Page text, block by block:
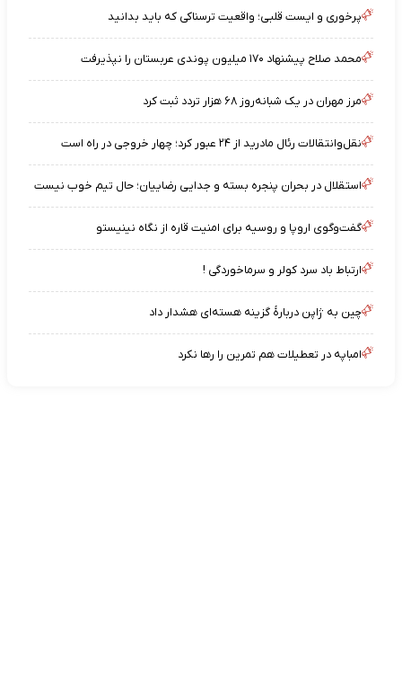
پرخوری و ایست قلبی؛ واقعیت ترسناکی که باید بدانید
محمد صلاح پیشنهاد ۱۷۰ میلیون پوندی عربستان را نپذیرفت
مرز مهران در یک شبانه‌روز ۶۸ هزار تردد ثبت کرد
نقل‌وانتقالات رئال مادرید از ۲۴ عبور کرد؛ چهار خروجی در راه است
استقلال در بحران پنجره بسته و جدایی رضاییان؛ حال تیم خوب نیست
گفت‌وگوی اروپا و روسیه برای امنیت قاره از نگاه نینیستو
ارتباط باد سرد کولر و سرماخوردگی !
چین به ژاپن دربارهٔ گزینه هسته‌ای هشدار داد
امباپه در تعطیلات هم تمرین را رها نکرد